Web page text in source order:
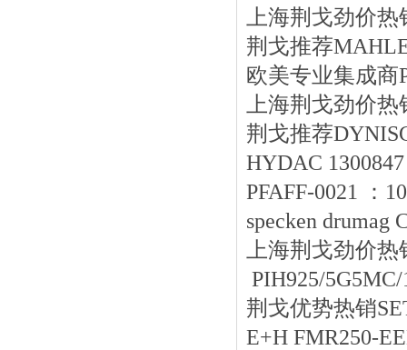
上海荆戈劲价
荆戈推荐
欧美专业集成商
上海荆戈劲价
荆戈推荐
HYDAC
PFAFF-0021 ：
specken drumag
上海荆戈劲价
PIH925/
荆戈优势热销
E+H FMR250-